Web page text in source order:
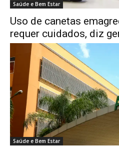
Saúde e Bem Estar
Uso de canetas
requer cuidados, diz
Saúde e Bem Estar